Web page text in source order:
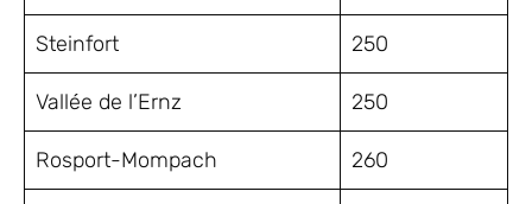
Steinfort 250
Vallée de l’Ernz 250
Rosport-Mompach 260